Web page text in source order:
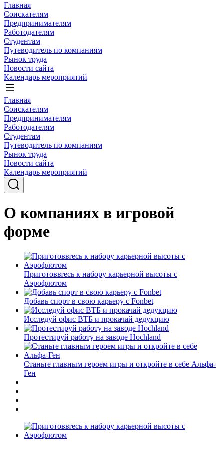
Главная
Соискателям
Предпринимателям
Работодателям
Студентам
Путеводитель по компаниям
Рынок труда
Новости сайта
Календарь мероприятий
Главная
Соискателям
Предпринимателям
Работодателям
Студентам
Путеводитель по компаниям
Рынок труда
Новости сайта
Календарь мероприятий
О компаниях в игровой
форме
Приготовьтесь к набору карьерной высоты с
Аэрофлотом
Добавь спорт в свою карьеру с Fonbet
Исследуй офис ВТБ и прокачай дедукцию
Протестируй работу на заводе Hochland
Станьте главным героем игры и откройте в себе Альфа-
Ген